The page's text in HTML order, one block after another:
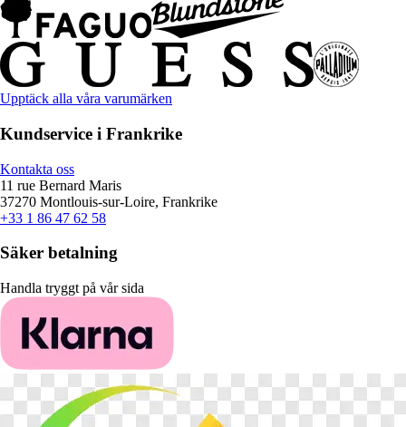
Upptäck alla våra varumärken
Kundservice i Frankrike
Kontakta oss
11 rue Bernard Maris
37270 Montlouis-sur-Loire, Frankrike
+33 1 86 47 62 58
Säker betalning
Handla tryggt på vår sida